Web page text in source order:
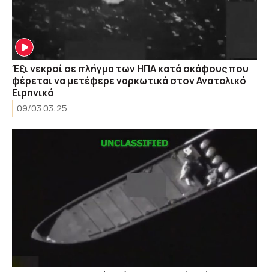
Έξι νεκροί σε πλήγμα των ΗΠΑ κατά σκάφους που
φέρεται να μετέφερε ναρκωτικά στον Ανατολικό
Ειρηνικό
09/03 03:25